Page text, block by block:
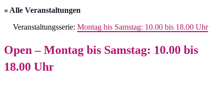
« Alle Veranstaltungen
Veranstaltungsserie: Montag bis Samstag: 10.00 bis 18.00 Uhr
Open – Montag bis Samstag: 10.00 bis
18.00 Uhr